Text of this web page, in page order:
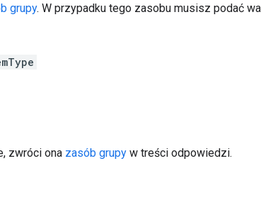
grupy. W przypadku tego zasobu musisz podać
zwróci ona zasób grupy w treści odpowiedzi.